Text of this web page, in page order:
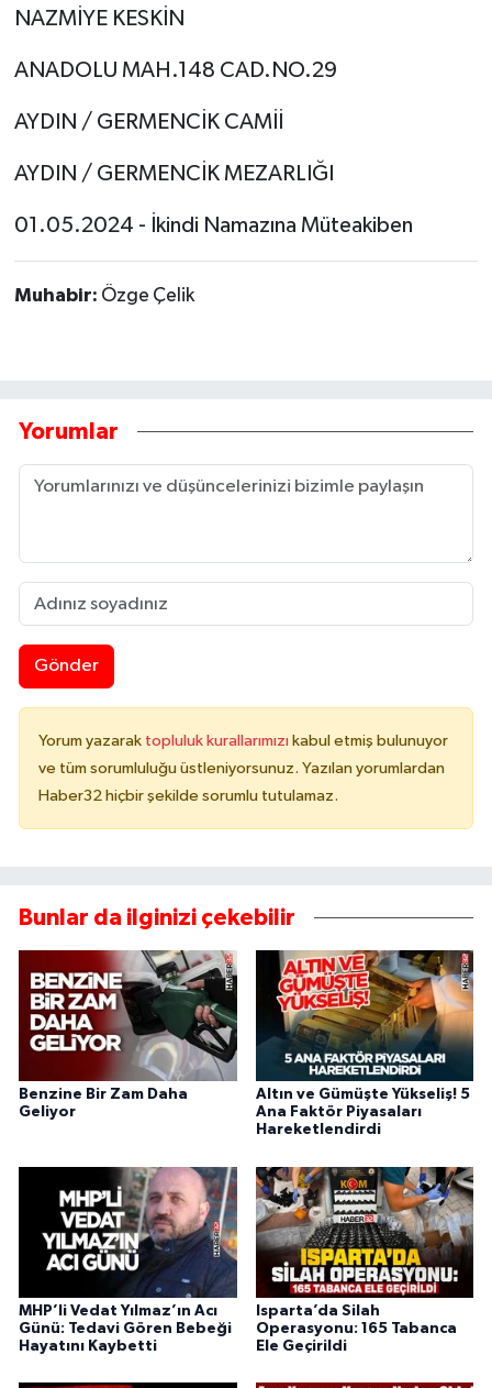
NAZMİYE KESKİN
ANADOLU MAH.148 CAD.NO.29
AYDIN / GERMENCİK CAMİİ
AYDIN / GERMENCİK MEZARLIĞI
01.05.2024 - İkindi Namazına Müteakiben
Muhabir: Özge Çelik
Yorumlar
Gönder
Yorum yazarak topluluk kurallarımızı kabul etmiş bulunuyor
ve tüm sorumluluğu üstleniyorsunuz. Yazılan yorumlardan
Haber32 hiçbir şekilde sorumlu tutulamaz.
Bunlar da ilginizi çekebilir
Benzine Bir Zam Daha
Geliyor
Altın ve Gümüşte Yükseliş! 5
Ana Faktör Piyasaları
Hareketlendirdi
MHP’li Vedat Yılmaz’ın Acı
Günü: Tedavi Gören Bebeği
Hayatını Kaybetti
Isparta’da Silah
Operasyonu: 165 Tabanca
Ele Geçirildi